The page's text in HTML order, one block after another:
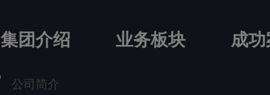
集团介绍
公司简介
业务板块 成